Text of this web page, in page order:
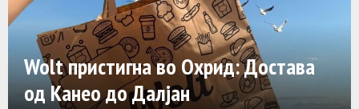
A
RWolt пристигна во Охрид: Достава
од Канео до Далјан